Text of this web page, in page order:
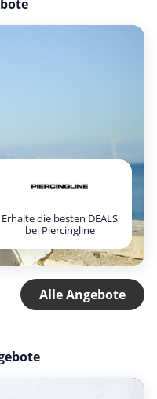
Erhalte die besten DEALS
bei Piercingline
Alle Angebote